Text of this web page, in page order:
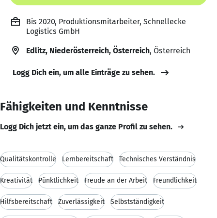
Bis 2020, Produktionsmitarbeiter, Schnellecke
Logistics GmbH
Edlitz, Niederösterreich, Österreich, Österreich
Logg Dich ein, um alle Einträge zu sehen.
Fähigkeiten und Kenntnisse
Logg Dich jetzt ein, um das ganze Profil zu sehen.
Qualitätskontrolle Lernbereitschaft Technisches Verständnis
Kreativität Pünktlichkeit Freude an der Arbeit Freundlichkeit
Hilfsbereitschaft Zuverlässigkeit Selbstständigkeit